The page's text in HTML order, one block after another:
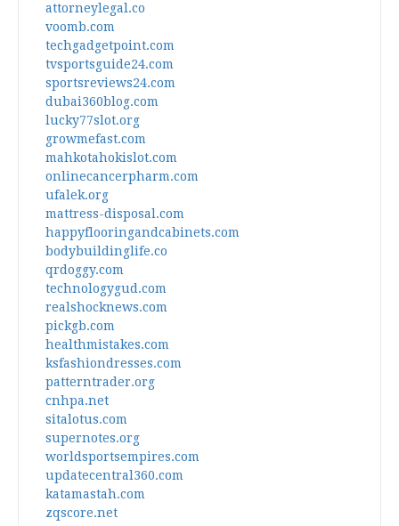
attorneylegal.co
voomb.com
techgadgetpoint.com
tvsportsguide24.com
sportsreviews24.com
dubai360blog.com
lucky77slot.org
growmefast.com
mahkotahokislot.com
onlinecancerpharm.com
ufalek.org
mattress-disposal.com
happyflooringandcabinets.com
bodybuildinglife.co
qrdoggy.com
technologygud.com
realshocknews.com
pickgb.com
healthmistakes.com
ksfashiondresses.com
patterntrader.org
cnhpa.net
sitalotus.com
supernotes.org
worldsportsempires.com
updatecentral360.com
katamastah.com
zqscore.net